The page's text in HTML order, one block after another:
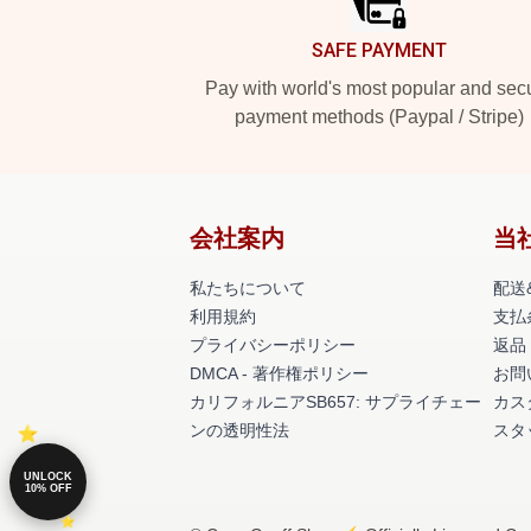
SAFE PAYMENT
Pay with world's most popular and
payment methods (Paypal / Stripe)
会社案内
私たちについて
利用規約
プライバシーポリシー
DMCA - 著作権ポリシー
カリフォルニアSB657: サプライチェー
ンの透明性法
当
配送
支払
返品
お問
カス
スタ
UNLOCK
10% OFF